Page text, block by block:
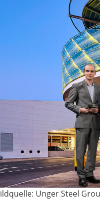
Unger Steel